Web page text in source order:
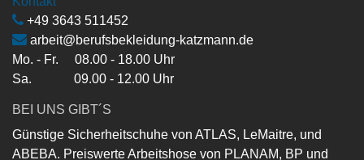
+49 3643 511452
arbeit@berufsbekleidung-katzmann.de
Mo. - Fr. 08.00 - 18.00 Uhr
Sa. 09.00 - 12.00 Uhr
BEI UNS GIBT´S
Günstige Sicherheitschuhe von ATLAS, LeMaitre, und
ABEBA. Preiswerte Arbeitshose von PLANAM, BP und